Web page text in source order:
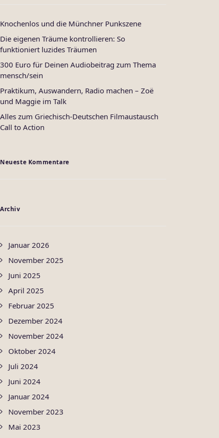
Knochenlos und die Münchner Punkszene
Die eigenen Träume kontrollieren: So
funktioniert luzides Träumen
300 Euro für Deinen Audiobeitrag zum Thema
mensch/sein
Praktikum, Auswandern, Radio machen – Zoë
und Maggie im Talk
Alles zum Griechisch-Deutschen Filmaustausch
Call to Action
Neueste Kommentare
Archiv
Januar 2026
November 2025
Juni 2025
April 2025
Februar 2025
Dezember 2024
November 2024
Oktober 2024
Juli 2024
Juni 2024
Januar 2024
November 2023
Mai 2023